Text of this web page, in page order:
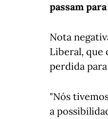
passam
Nota
Liberal, que
perdida para
"Nós
a